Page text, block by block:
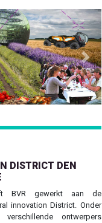
Next
DISTRICT DEN
BVR gewerkt aan de
innovation District. Onder
ontwerpers